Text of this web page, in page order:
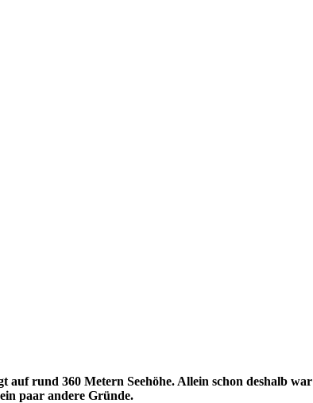
rund 360 Metern Seehöhe. Allein schon deshalb war
paar andere Gründe.